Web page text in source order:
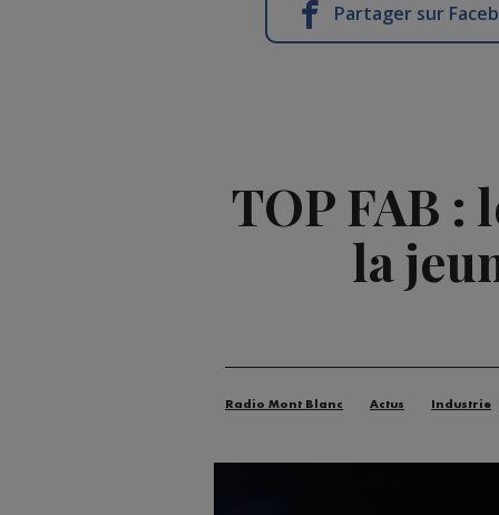
Partager sur
TOP FAB
la
Radio Mont Blanc Actus Industrie